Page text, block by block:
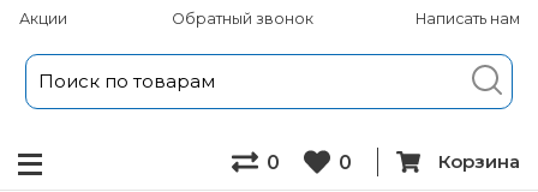
Акции Обратный звонок Написать нам
0 0 Корзина